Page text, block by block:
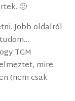
🙂
Jobb oldalról
TGM
mire
(nem csak